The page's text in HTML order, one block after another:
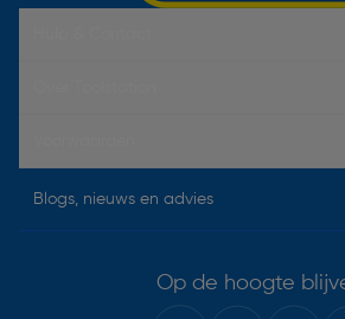
Blogs, nieuws en advies
Op de hoogte